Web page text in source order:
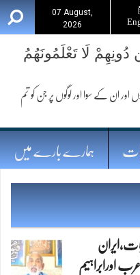
07 August,
2026
لَا تَعْلَمُونَهُمُ
ان کے سوا اور لوگوں پر جن کو تم
ہمارے بارے میں
عرب اورابراہیم